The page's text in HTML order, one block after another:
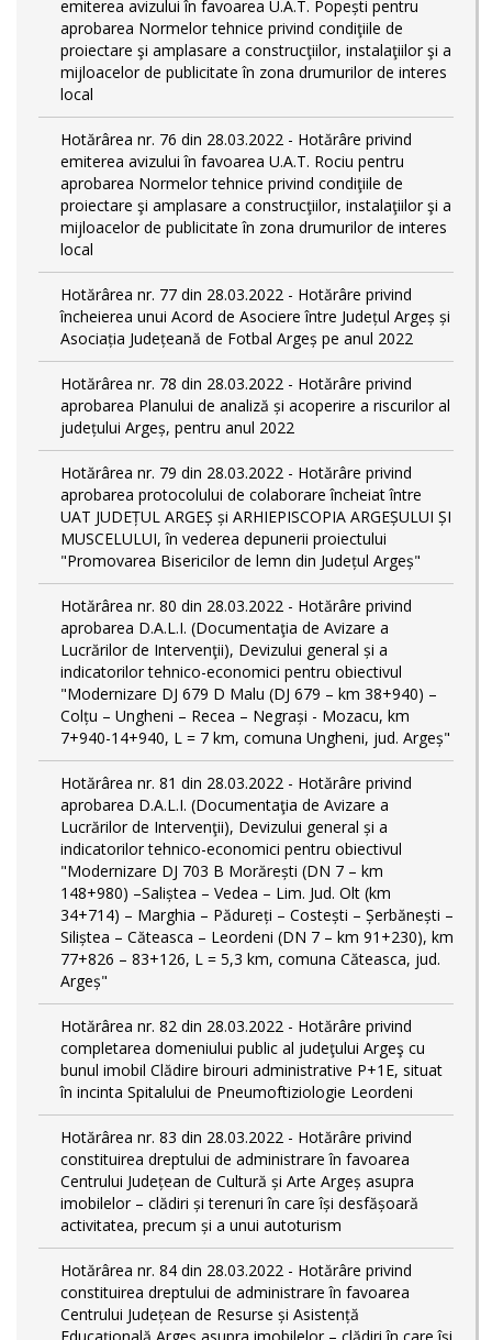
emiterea avizului în favoarea U.A.T. Popești pentru
aprobarea Normelor tehnice privind condiţiile de
proiectare şi amplasare a construcţiilor, instalaţiilor şi a
mijloacelor de publicitate în zona drumurilor de interes
local
Hotărârea nr. 76 din 28.03.2022 - Hotărâre privind
emiterea avizului în favoarea U.A.T. Rociu pentru
aprobarea Normelor tehnice privind condiţiile de
proiectare şi amplasare a construcţiilor, instalaţiilor şi a
mijloacelor de publicitate în zona drumurilor de interes
local
Hotărârea nr. 77 din 28.03.2022 - Hotărâre privind
încheierea unui Acord de Asociere între Județul Argeș și
Asociația Județeană de Fotbal Argeș pe anul 2022
Hotărârea nr. 78 din 28.03.2022 - Hotărâre privind
aprobarea Planului de analiză și acoperire a riscurilor al
județului Argeș, pentru anul 2022
Hotărârea nr. 79 din 28.03.2022 - Hotărâre privind
aprobarea protocolului de colaborare încheiat între
UAT JUDEȚUL ARGEȘ și ARHIEPISCOPIA ARGEȘULUI ȘI
MUSCELULUI, în vederea depunerii proiectului
"Promovarea Bisericilor de lemn din Județul Argeș"
Hotărârea nr. 80 din 28.03.2022 - Hotărâre privind
aprobarea D.A.L.I. (Documentaţia de Avizare a
Lucrărilor de Intervenţii), Devizului general și a
indicatorilor tehnico-economici pentru obiectivul
"Modernizare DJ 679 D Malu (DJ 679 – km 38+940) –
Colțu – Ungheni – Recea – Negrași - Mozacu, km
7+940-14+940, L = 7 km, comuna Ungheni, jud. Argeș"
Hotărârea nr. 81 din 28.03.2022 - Hotărâre privind
aprobarea D.A.L.I. (Documentaţia de Avizare a
Lucrărilor de Intervenţii), Devizului general și a
indicatorilor tehnico-economici pentru obiectivul
"Modernizare DJ 703 B Morărești (DN 7 – km
148+980) –Saliștea – Vedea – Lim. Jud. Olt (km
34+714) – Marghia – Pădureți – Costești – Șerbănești –
Siliștea – Căteasca – Leordeni (DN 7 – km 91+230), km
77+826 – 83+126, L = 5,3 km, comuna Căteasca, jud.
Argeș"
Hotărârea nr. 82 din 28.03.2022 - Hotărâre privind
completarea domeniului public al judeţului Argeş cu
bunul imobil Clădire birouri administrative P+1E, situat
în incinta Spitalului de Pneumoftiziologie Leordeni
Hotărârea nr. 83 din 28.03.2022 - Hotărâre privind
constituirea dreptului de administrare în favoarea
Centrului Județean de Cultură și Arte Argeș asupra
imobilelor – clădiri și terenuri în care își desfășoară
activitatea, precum și a unui autoturism
Hotărârea nr. 84 din 28.03.2022 - Hotărâre privind
constituirea dreptului de administrare în favoarea
Centrului Județean de Resurse și Asistență